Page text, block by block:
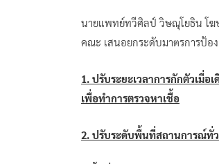
นายแพทย์ทวีศิลป์ วิษณุโยธิน โฆ
คณะ เสนอยกระดับมาตรการป้อ
1. ปรับระยะเวลาการกักตัวเมื่
เพื่อทำการตรวจหาเชื้อ
2. ปรับระดับพื้นที่สถานการณ์ทั่